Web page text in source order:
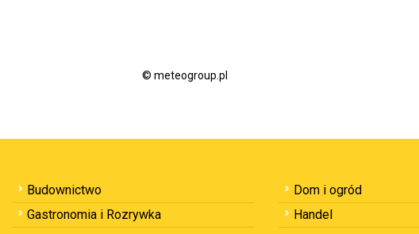
© meteogroup.pl
Budownictwo Dom i ogród
Gastronomia i Rozrywka
Handel